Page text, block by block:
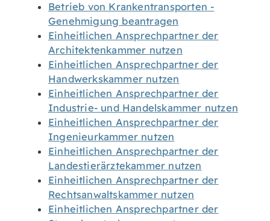
Betrieb von Krankentransporten -
Genehmigung beantragen
Einheitlichen Ansprechpartner der
Architektenkammer nutzen
Einheitlichen Ansprechpartner der
Handwerkskammer nutzen
Einheitlichen Ansprechpartner der
Industrie- und Handelskammer nutzen
Einheitlichen Ansprechpartner der
Ingenieurkammer nutzen
Einheitlichen Ansprechpartner der
Landestierärztekammer nutzen
Einheitlichen Ansprechpartner der
Rechtsanwaltskammer nutzen
Einheitlichen Ansprechpartner der